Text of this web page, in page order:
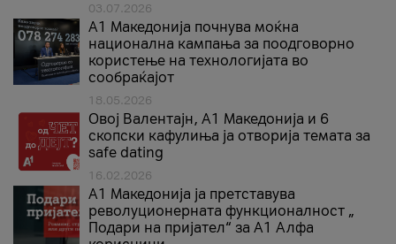
03.07.2026
A1 Македонија почнува моќна
национална кампања за поодговорно
користење на технологијата во
сообраќајот
18.05.2026
Овој Валентајн, A1 Македонија и 6
скопски кафулиња ја отворија темата за
safe dating
16.02.2026
А1 Македонија ја претставува
револуционерната функционалност „
Подари на пријател“ за А1 Алфа